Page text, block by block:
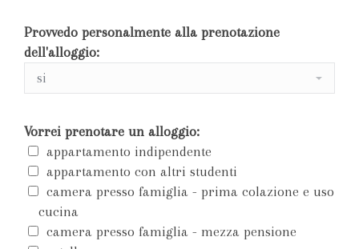
Provvedo personalmente alla prenotazione
dell'alloggio:
Vorrei prenotare un alloggio:
appartamento indipendente
appartamento con altri studenti
camera presso famiglia - prima colazione e uso
cucina
camera presso famiglia - mezza pensione